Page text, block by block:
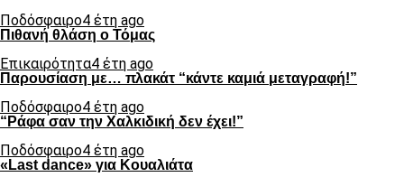
Ποδόσφαιρο4 έτη ago
Πιθανή θλάση ο Τόμας
Επικαιρότητα4 έτη ago
Παρουσίαση με… πλακάτ “κάντε καμιά μεταγραφή!”
Ποδόσφαιρο4 έτη ago
“Ράφα σαν την Χαλκιδική δεν έχει!”
Ποδόσφαιρο4 έτη ago
«Last dance» για Κουαλιάτα